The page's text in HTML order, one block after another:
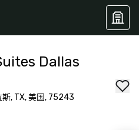
Dallas
, TX, 美国, 75243